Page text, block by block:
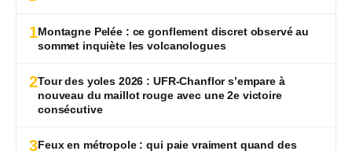
1Montagne Pelée : ce gonflement discret observé au
sommet inquiète les volcanologues
2Tour des yoles 2026 : UFR-Chanflor s’empare à
nouveau du maillot rouge avec une 2e victoire
consécutive
3Feux en métropole : qui paie vraiment quand des